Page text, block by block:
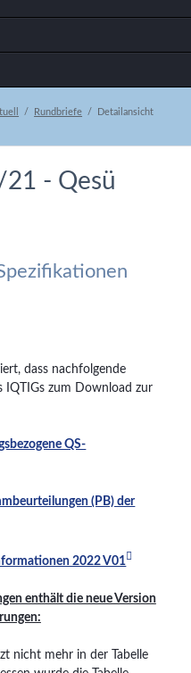
Rundbriefe Detailansicht
- Qesü
dass nachfolgende
IQTIGs zum Download zur
QS-
(PB) der
2022 V01
enthält die neue Version
nicht mehr in der Tabelle